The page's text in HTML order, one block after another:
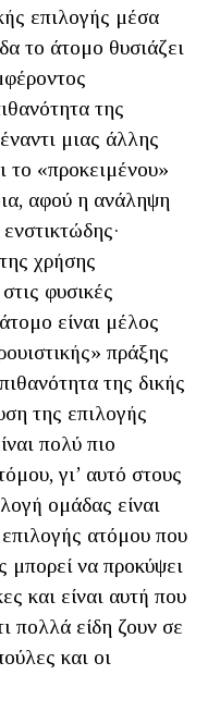
επιλογής μέσα
το άτομο θυσιάζει
της
μιας άλλης
το «προκειμένου»
αφού η ανάληψη
χρήσης
φυσικές
είναι μέλος
πράξης
της δικής
της επιλογής
πολύ πιο
γι’ αυτό στους
ομάδας είναι
ατόμου που
μπορεί να προκύψει
και είναι αυτή που
πολλά είδη ζουν σε
και οι